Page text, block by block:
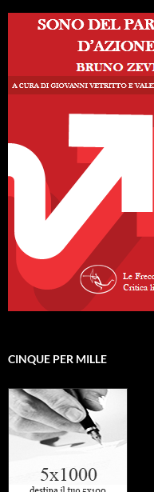
CINQUE PER MILLE